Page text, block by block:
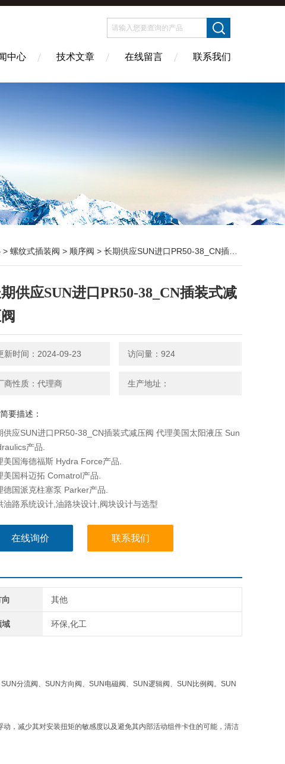
中心 技术文章 在线留言 联系我们
> 螺纹式插装阀 > 顺序阀 > 长期供应SUN进口PR50-38_CN插装式减压阀
供应SUN进口PR50-38_CN插装式减
新时间：2024-09-23 访问量：924
商性质：代理商 生产地址：
简要描述：
供应SUN进口PR50-38_CN插装式减压阀 代理美国太阳液压 Sun
产品.
美国海德福斯 Hydra Force产品.
美国科迈拓 Comatrol产品.
德国派克柱塞泵 Parker产品.
油路系统设计,油路块设计,阀块设计与选型
在线询价 联系我们
其他
域 环保,化工
分流阀、SUN方向阀、SUN电磁阀、SUN逻辑阀、SUN比例阀。SUN
，减少其对安装扭矩的敏感度以及避免其内部活动组件卡住的可能，清洁